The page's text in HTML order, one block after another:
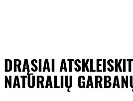
DRĄSIAI
NATŪRALIŲ